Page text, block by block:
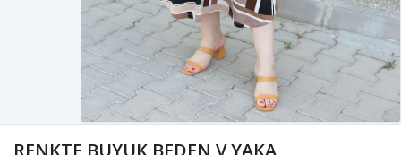
RENKTE BUYUK BEDEN V YAKA